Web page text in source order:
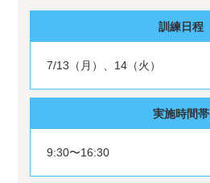
訓練日程
7/13（月）、14（火）
実施時間帯
9:30〜16:30